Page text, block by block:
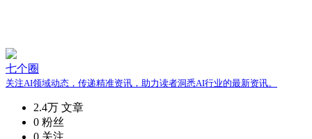
七个圈
关注AI领域动态，传递精准资讯，助力读者洞悉AI行业的最新资讯。
2.4万 文章
0 粉丝